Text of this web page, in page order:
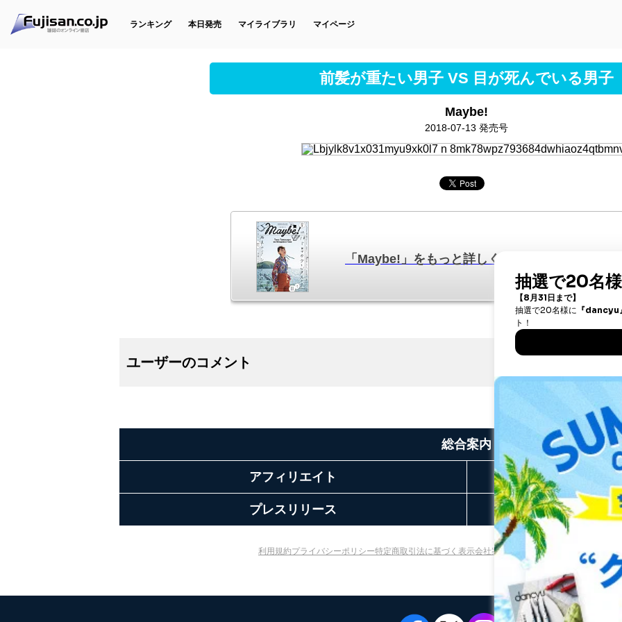
ランキング 本日発売 マイライブラリ マイページ
前髪が重たい男子 VS 目が死んでいる男子
Maybe!
2018-07-13 発売号
「Maybe!」をもっと詳しく知りたい
ユーザーのコメント
総合案内
アフィリエイト
プレスリリース お
利用規約プライバシーポリシー特定商取引法に基づく表示会社案内 出版社の皆様へ 投資家の皆様